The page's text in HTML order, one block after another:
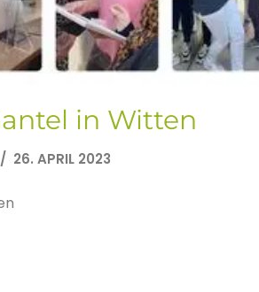
in Witten
26. APRIL 2023